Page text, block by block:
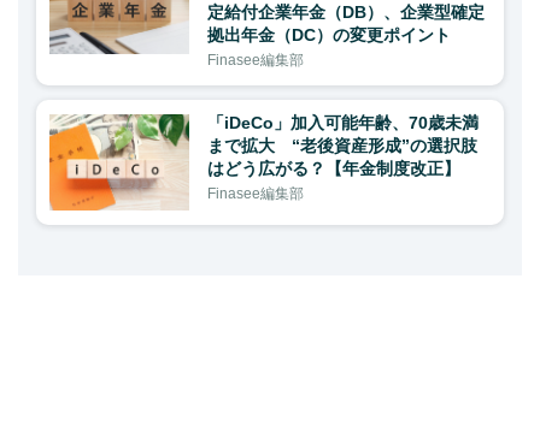
定給付企業年金（DB）、企業型確定
拠出年金（DC）の変更ポイント
Finasee編集部
「iDeCo」加入可能年齢、70歳未満
まで拡大 “老後資産形成”の選択肢
はどう広がる？【年金制度改正】
Finasee編集部